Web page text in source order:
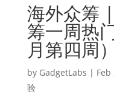
海外众筹
筹一周热
月第四周）
by GadgetLabs | Feb
验